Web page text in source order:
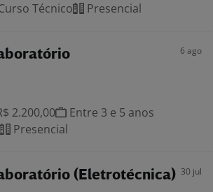
Técnico Presencial
6 ago
2.200,00
Entre 3 e 5 anos
Presencial
(Eletrotécnica) 30 jul